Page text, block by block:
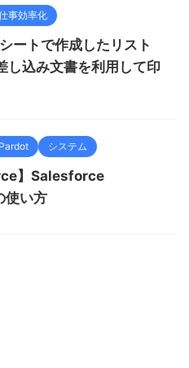
事効率化
ートで作成したリスト
し込み文書を利用して印
システム
】Salesforce
使い方